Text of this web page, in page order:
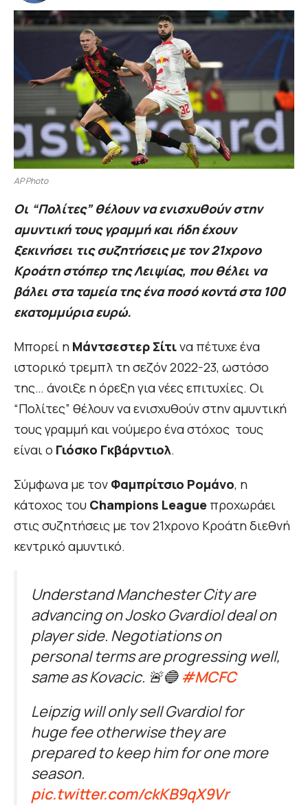
AP Photo
Οι “Πολίτες” θέλουν να ενισχυθούν στην
αμυντική τους γραμμή και ήδη έχουν
ξεκινήσει τις συζητήσεις με τον 21χρονο
Κροάτη στόπερ της Λειψίας, που θέλει να
βάλει στα ταμεία της ένα ποσό κοντά στα 100
εκατομμύρια ευρώ.
Μπορεί η Μάντσεστερ Σίτινα πέτυχε ένα
ιστορικό τρεμπλ τη σεζόν 2022-23, ωστόσο
της… άνοιξε η όρεξη για νέες επιτυχίες. Οι
“Πολίτες” θέλουν να ενισχυθούν στην αμυντική
τους γραμμή και νούμερο ένα στόχος τους
είναι ο Γιόσκο Γκβάρντιολ.
Σύμφωνα με τον Φαμπρίτσιο Ρομάνο, η
κάτοχος του Champions League προχωράει
στις συζητήσεις με τον 21χρονο Kροάτη διεθνή
κεντρικό αμυντικό.
Understand Manchester City are
advancing on Josko Gvardiol deal on
player side. Negotiations on
personal terms are progressing well,
same as Kovacic. 🚨🔵#MCFC
Leipzig will only sell Gvardiol for
huge fee otherwise they are
prepared to keep him for one more
season.
pic.twitter.com/ckKB9qX9Vr